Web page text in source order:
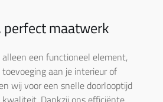
perfect maatwerk
een functioneel element,
aan je interieur of
wij voor een snelle doorlooptijd